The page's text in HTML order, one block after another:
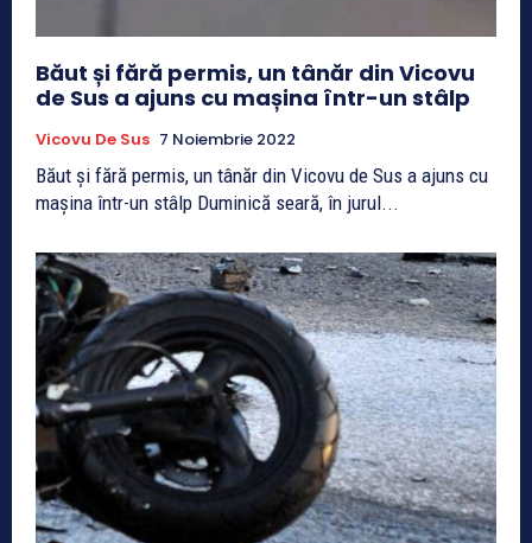
Băut și fără permis, un tânăr din Vicovu
de Sus a ajuns cu mașina într-un stâlp
Vicovu De Sus 7 Noiembrie 2022
Băut și fără permis, un tânăr din Vicovu de Sus a ajuns cu
mașina într-un stâlp Duminică seară, în jurul...